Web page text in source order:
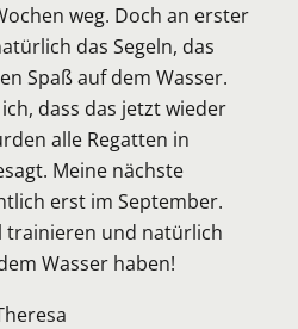
weg. Doch an erster
das Segeln, das
Spaß auf dem Wasser.
dass das jetzt wieder
alle Regatten in
Meine nächste
erst im September.
trainieren und natürlich
Wasser haben!